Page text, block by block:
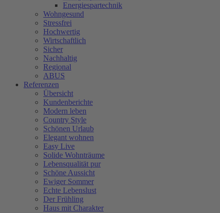
Energiespartechnik
Wohngesund
Stressfrei
Hochwertig
Wirtschaftlich
Sicher
Nachhaltig
Regional
ABUS
Referenzen
Übersicht
Kundenberichte
Modern leben
Country Style
Schönen Urlaub
Elegant wohnen
Easy Live
Solide Wohnträume
Lebensqualität pur
Schöne Aussicht
Ewiger Sommer
Echte Lebenslust
Der Frühling
Haus mit Charakter